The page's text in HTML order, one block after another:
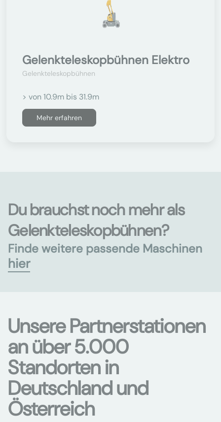
Gelenkteleskopbühnen Elektro
Gelenkteleskopbühnen
> von 10.9m bis 31.9m
Mehr erfahren
Du brauchst noch mehr als
Gelenkteleskopbühnen?
Finde weitere passende Maschinen
hier
Unsere Partnerstationen
an über 5.000
Standorten in
Deutschland und
Österreich